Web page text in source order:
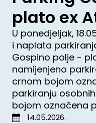
plato ex
U ponedjeljak,
i naplata
Gospino polje -
namijenjeno
crnom bojom
parkiranju
bojom označena
14.05.2026.